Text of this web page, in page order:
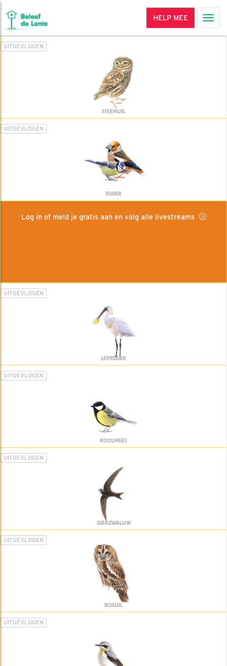
HELP MEE
UITGEVLOGEN
STEENUIL
UITGEVLOGEN
VIJVER
Log in of meld je gratis aan en volg alle livestreams
UITGEVLOGEN
LEPELAAR
UITGEVLOGEN
KOOLMEES
UITGEVLOGEN
GIERZWALUW
UITGEVLOGEN
BOSUIL
UITGEVLOGEN